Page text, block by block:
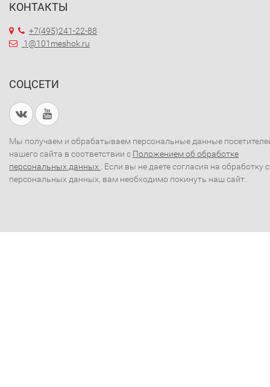
КОНТАКТЫ
+7(495)241-22-88
1@101meshok.ru
СОЦСЕТИ
Мы получаем и обрабатываем персональные данные
нашего сайта в соответствии с Положением об обработке
персональных данных . Если вы не даете согласия на обработку
персональных данных, вам необходимо покинуть наш сайт.